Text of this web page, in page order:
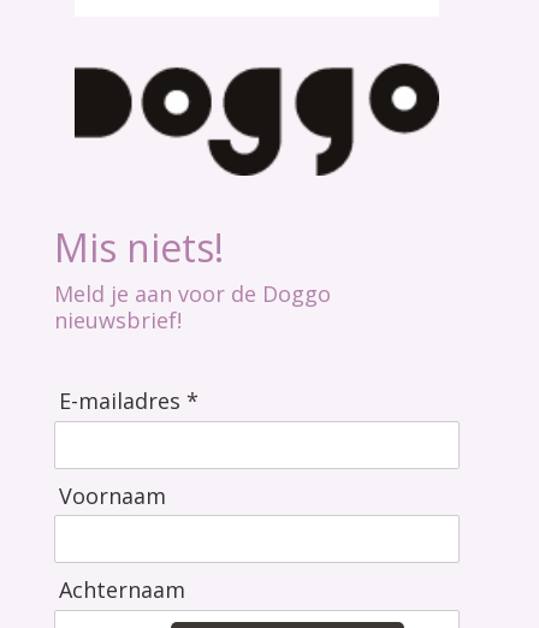
Mis niets!
Meld je aan voor de Doggo
nieuwsbrief!
E-mailadres *
Voornaam
Achternaam